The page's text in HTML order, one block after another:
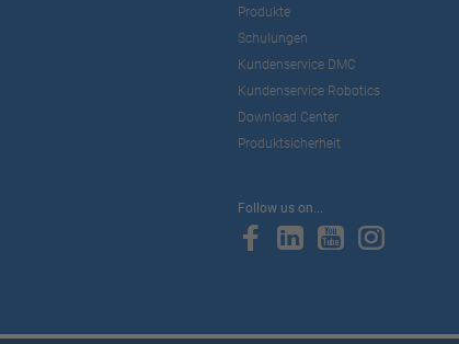
Produkte
Schulungen
Kundenservice DMC
Kundenservice Robotics
Download Center
Produktsicherheit
Follow us on...